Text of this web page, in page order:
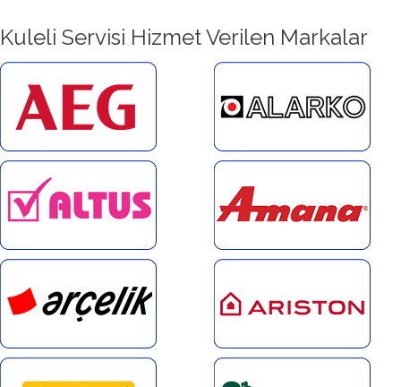
Kuleli Servisi Hizmet Verilen Markalar